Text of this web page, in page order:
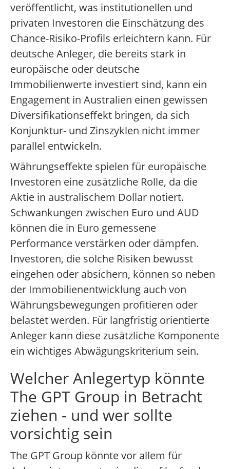
veröffentlicht, was institutionellen und
privaten Investoren die Einschätzung des
Chance-Risiko-Profils erleichtern kann. Für
deutsche Anleger, die bereits stark in
europäische oder deutsche
Immobilienwerte investiert sind, kann ein
Engagement in Australien einen gewissen
Diversifikationseffekt bringen, da sich
Konjunktur- und Zinszyklen nicht immer
parallel entwickeln.
Währungseffekte spielen für europäische
Investoren eine zusätzliche Rolle, da die
Aktie in australischem Dollar notiert.
Schwankungen zwischen Euro und AUD
können die in Euro gemessene
Performance verstärken oder dämpfen.
Investoren, die solche Risiken bewusst
eingehen oder absichern, können so neben
der Immobilienentwicklung auch von
Währungsbewegungen profitieren oder
belastet werden. Für langfristig orientierte
Anleger kann diese zusätzliche Komponente
ein wichtiges Abwägungskriterium sein.
Welcher Anlegertyp könnte
The GPT Group in Betracht
ziehen - und wer sollte
vorsichtig sein
The GPT Group könnte vor allem für